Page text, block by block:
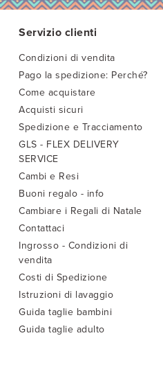
Servizio clienti
Condizioni di vendita
Pago la spedizione: Perché?
Come acquistare
Acquisti sicuri
Spedizione e Tracciamento
GLS - FLEX DELIVERY
SERVICE
Cambi e Resi
Buoni regalo - info
Cambiare i Regali di Natale
Contattaci
Ingrosso - Condizioni di
vendita
Costi di Spedizione
Istruzioni di lavaggio
Guida taglie bambini
Guida taglie adulto